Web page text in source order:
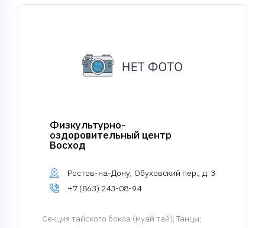
Физкультурно-
оздоровительный центр
Восход
Ростов-на-Дону, Обуховский пер., д. 3
+7 (863) 243-08-94
Cекция тайского бокса (муай тай); Танцы;